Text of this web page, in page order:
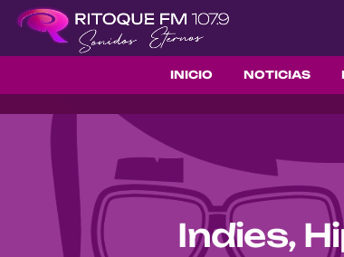
INICIO NOTICIAS
Indies,